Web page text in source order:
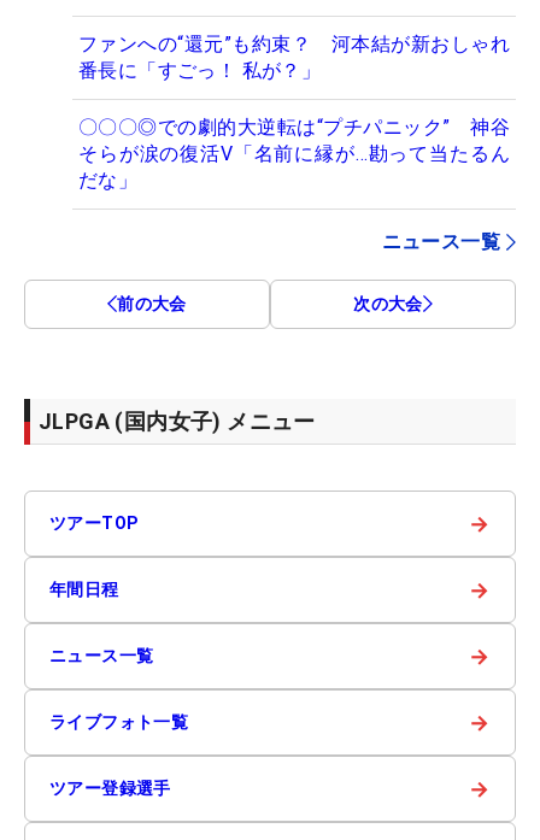
ファンへの“還元”も約束？ 河本結が新おしゃれ
番長に「すごっ！ 私が？」
〇〇〇◎での劇的大逆転は“プチパニック” 神谷
そらが涙の復活V「名前に縁が…勘って当たるん
だな」
ニュース一覧
前の大会 次の大会
JLPGA (国内女子) メニュー
ツアーTOP →
年間日程 →
ニュース一覧 →
ライブフォト一覧 →
ツアー登録選手 →